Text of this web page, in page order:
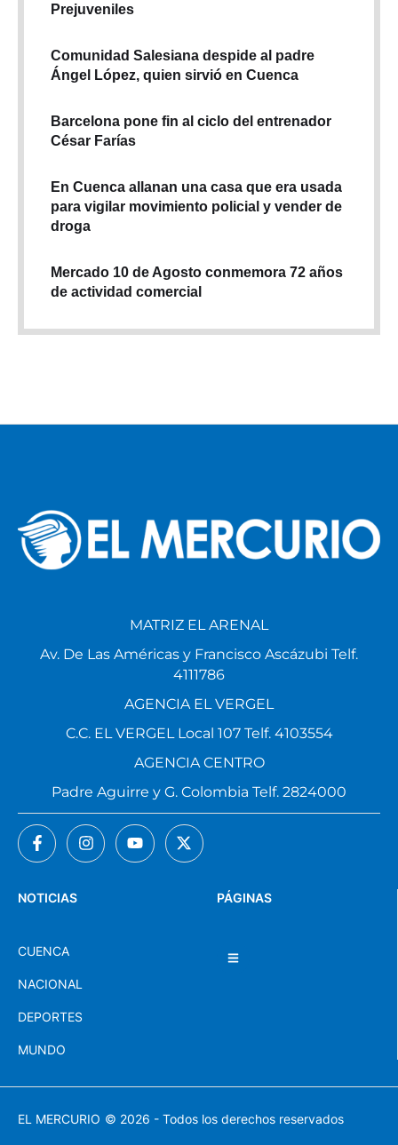
Prejuveniles
Comunidad Salesiana despide al padre
Ángel López, quien sirvió en Cuenca
Barcelona pone fin al ciclo del entrenador
César Farías
En Cuenca allanan una casa que era usada
para vigilar movimiento policial y vender de
droga
Mercado 10 de Agosto conmemora 72 años
de actividad comercial
PÁGINAS
NOTICIAS
CUENCA
NACIONAL
DEPORTES
MUNDO
MATRIZ EL ARENAL
Av. De Las Américas y Francisco Ascázubi Telf.
4111786
AGENCIA EL VERGEL
C.C. EL VERGEL Local 107 Telf. 4103554
AGENCIA CENTRO
Padre Aguirre y G. Colombia Telf. 2824000
EL MERCURIO © 2026 - Todos los derechos reservados